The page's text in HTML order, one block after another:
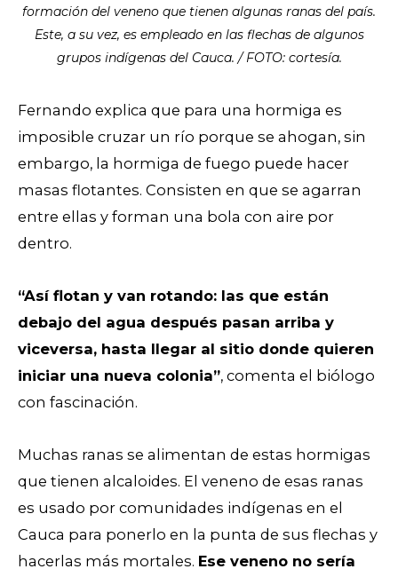
formación del veneno que tienen algunas ranas del país.
Este, a su vez, es empleado en las flechas de algunos
grupos indígenas del Cauca. / FOTO: cortesía.
Fernando explica que para una hormiga es
imposible cruzar un río porque se ahogan, sin
embargo, la hormiga de fuego puede hacer
masas flotantes. Consisten en que se agarran
entre ellas y forman una bola con aire por
dentro.
“Así flotan y van rotando: las que están
debajo del agua después pasan arriba y
viceversa, hasta llegar al sitio donde quieren
iniciar una nueva colonia”, comenta el biólogo
con fascinación.
Muchas ranas se alimentan de estas hormigas
que tienen alcaloides. El veneno de esas ranas
es usado por comunidades indígenas en el
Cauca para ponerlo en la punta de sus flechas y
hacerlas más mortales. Ese veneno no sería